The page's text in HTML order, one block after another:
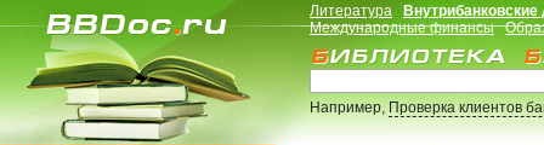
Литература
Международные финансы
Например,Проверка клиентов